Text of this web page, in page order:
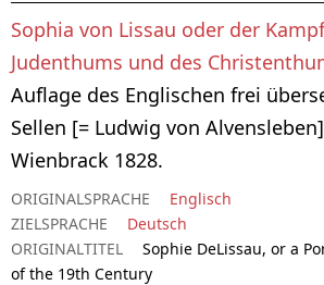
Sophia von Lissau oder der
Judenthums und des
Auflage des Englischen frei
Sellen [= Ludwig von
Wienbrack 1828.
ORIGINALSPRACHE
Englisch
ZIELSPRACHE
Deutsch
ORIGINALTITEL
Sophie DeLissau, or a
of the 19th Century